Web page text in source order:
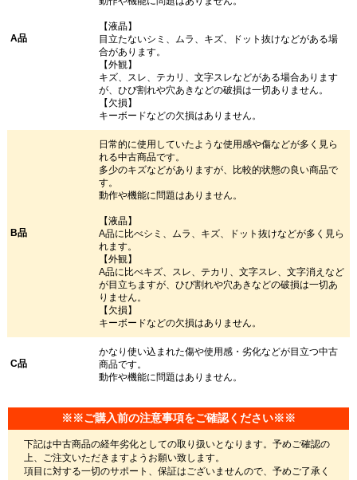
A品
【液晶】
目立たないシミ、ムラ、キズ、ドット抜けなどがある場
合があります。
【外観】
キズ、スレ、テカリ、文字スレなどがある場合あります
が、ひび割れや穴あきなどの破損は一切ありません。
【欠損】
キーボードなどの欠損はありません。
B品
日常的に使用していたような使用感や傷などが多く見ら
れる中古商品です。
多少のキズなどがありますが、比較的状態の良い商品で
す。
動作や機能に問題はありません。
【液晶】
A品に比べシミ、ムラ、キズ、ドット抜けなどが多く見ら
れます。
【外観】
A品に比べキズ、スレ、テカリ、文字スレ、文字消えなど
が目立ちますが、ひび割れや穴あきなどの破損は一切あ
りません。
【欠損】
キーボードなどの欠損はありません。
C品
かなり使い込まれた傷や使用感・劣化などが目立つ中古
商品です。
動作や機能に問題はありません。
※※ご購入前の注意事項をご確認ください※※
下記は中古商品の経年劣化としての取り扱いとなります。予めご確認の
上、ご注文いただきますようお願い致します。
項目に対する一切のサポート、保証はございませんので、予めご了承く